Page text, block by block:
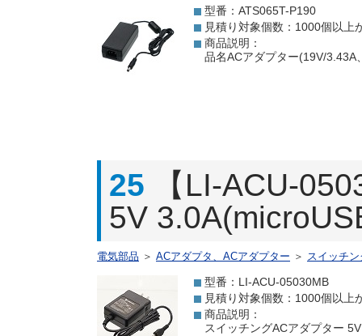
型番：ATS065T-P190
見積り対象個数：1000個以上
商品説明：
品名ACアダプター(19V/3.43A
25
【LI-ACU-
5V
電気部品 ＞ ACアダプタ、ACアダプター ＞ スイッチ
型番：LI-ACU-05030MB
見積り対象個数：1000個以上
商品説明：
スイッチングACアダプター